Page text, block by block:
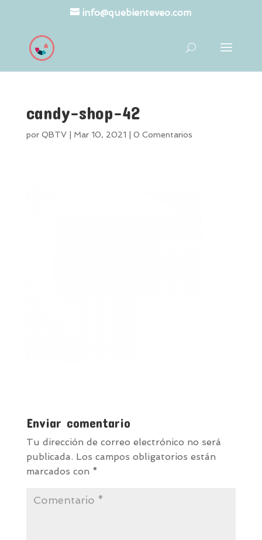
info@quebienteveo.com
candy-shop-42
por QBTV| Mar 10, 2021 0 Comentarios
Enviar comentario
Tu dirección de correo electrónico no será
publicada. Los campos obligatorios están
marcados con *